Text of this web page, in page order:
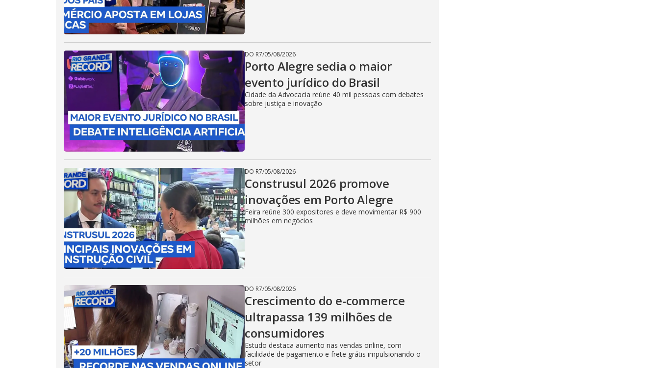
DO R7/05/08/2026
Porto Alegre sedia o maior
evento jurídico do Brasil
Cidade da Advocacia reúne 40 mil pessoas com debates
sobre justiça e inovação
DO R7/05/08/2026
Construsul 2026 promove
inovações em Porto Alegre
Feira reúne 300 expositores e deve movimentar R$ 900
milhões em negócios
DO R7/05/08/2026
Crescimento do e-commerce
ultrapassa 139 milhões de
consumidores
Estudo destaca aumento nas vendas online, com
facilidade de pagamento e frete grátis impulsionando o
setor